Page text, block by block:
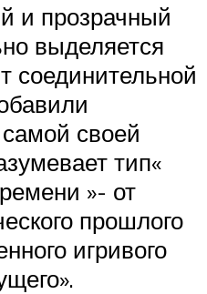
и прозрачный
выделяется
соединительной
своей
тип«
»- от
прошлого
игривого